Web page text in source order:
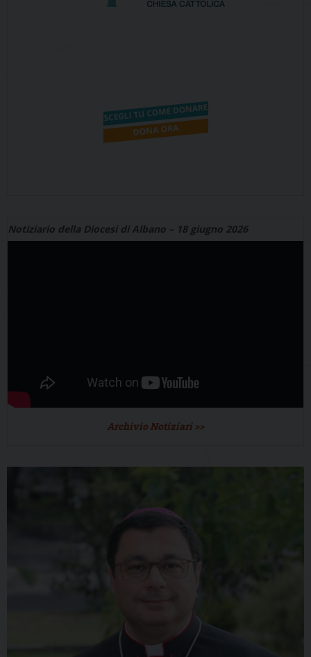
Notiziario della Diocesi di Albano – 18 giugno 2026
Archivio Notiziari >>